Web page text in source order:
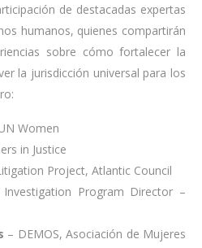
de destacadas expertas
humanos, quienes compartirán
sobre cómo fortalecer la
la jurisdicción universal para los
Women
in Justice
Project, Atlantic Council
Program Director –
– DEMOS, Asociación de Mujeres